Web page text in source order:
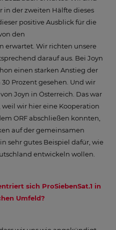
in der zweiten Hälfte dieses
positive Ausblick für die
den
erwartet. Wir richten unsere
darauf aus. Bei Joyn
einen starken Anstieg der
Prozent gesehen. Und wir
Joyn in Österreich. Das war
wir hier eine Kooperation
ORF abschließen konnten,
auf der gemeinsamen
sehr gutes Beispiel dafür, wie
entwickeln wollen.
sich ProSiebenSat.1 in
Umfeld?